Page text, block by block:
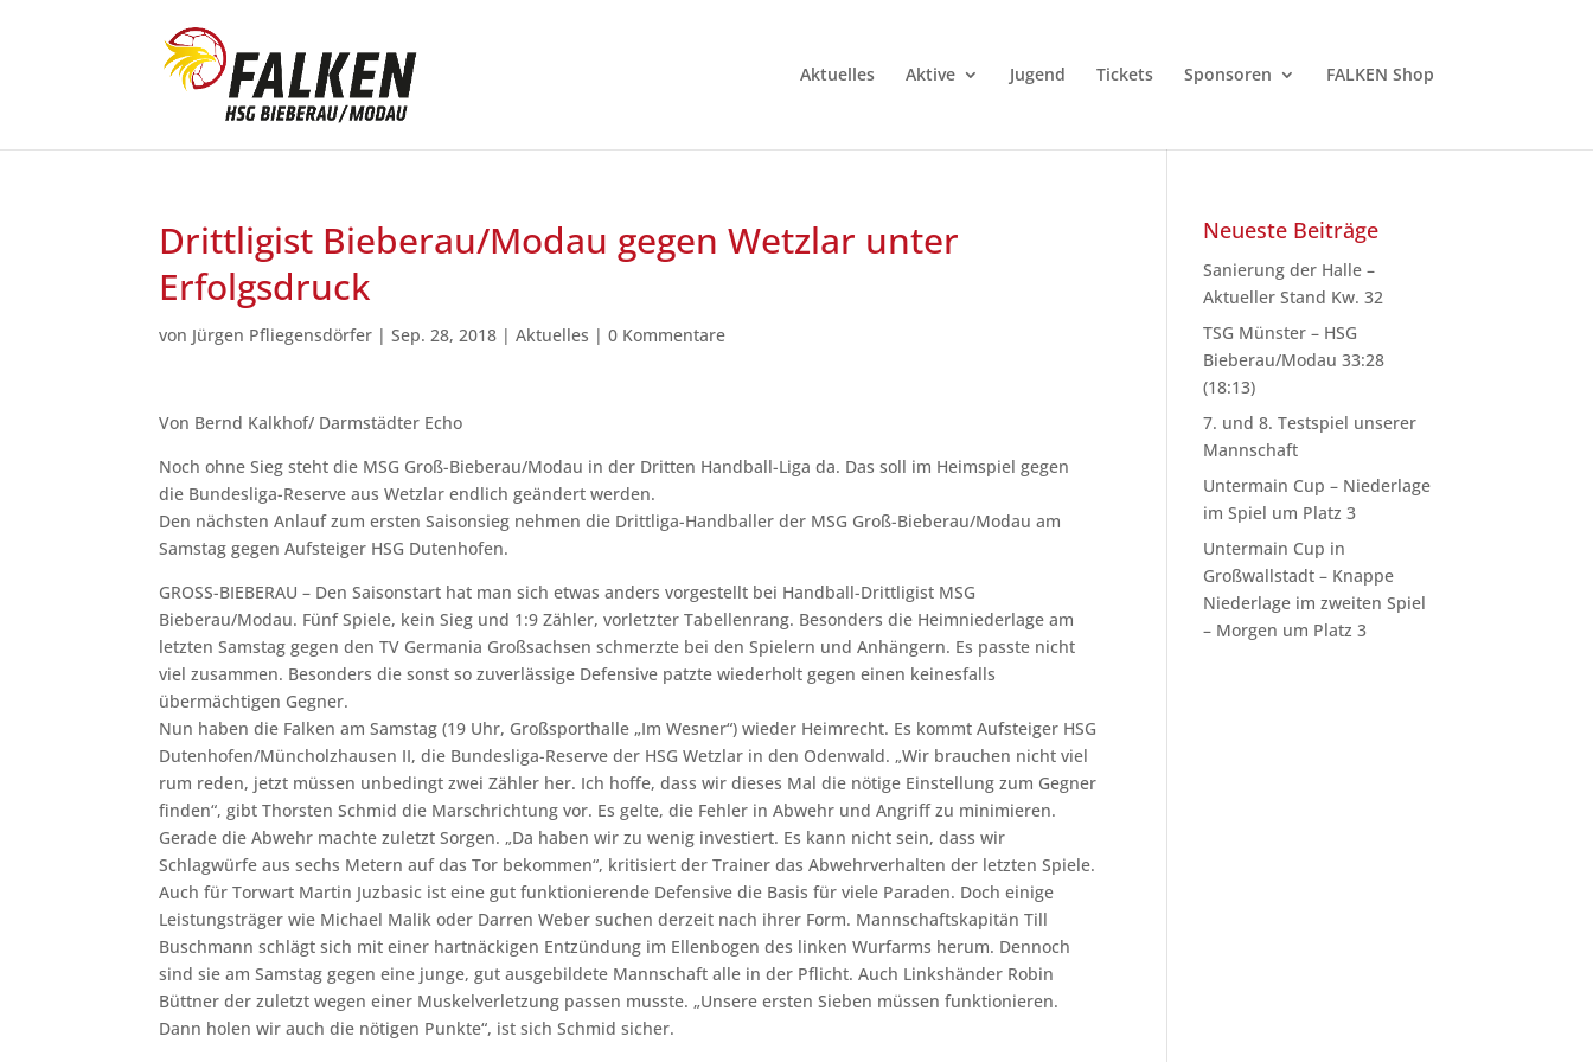
Aktuelles Aktive Jugend Tickets Sponsoren FALKEN Shop
Drittligist Bieberau/Modau gegen Wetzlar unter
Erfolgsdruck
von Jürgen Pfliegensdörfer |Sep. 28, 2018 |Aktuelles |0 Kommentare
Von Bernd Kalkhof/ Darmstädter Echo
Noch ohne Sieg steht die MSG Groß-Bieberau/Modau in der Dritten Handball-Liga da. Das soll im Heimspiel gegen
die Bundesliga-Reserve aus Wetzlar endlich geändert werden.
Den nächsten Anlauf zum ersten Saisonsieg nehmen die Drittliga-Handballer der MSG Groß-Bieberau/Modau am
Samstag gegen Aufsteiger HSG Dutenhofen.
GROSS-BIEBERAU – Den Saisonstart hat man sich etwas anders vorgestellt bei Handball-Drittligist MSG
Bieberau/Modau. Fünf Spiele, kein Sieg und 1:9 Zähler, vorletzter Tabellenrang. Besonders die Heimniederlage am
letzten Samstag gegen den TV Germania Großsachsen schmerzte bei den Spielern und Anhängern. Es passte nicht
viel zusammen. Besonders die sonst so zuverlässige Defensive patzte wiederholt gegen einen keinesfalls
übermächtigen Gegner.
Nun haben die Falken am Samstag (19 Uhr, Großsporthalle „Im Wesner“) wieder Heimrecht. Es kommt Aufsteiger HSG
Dutenhofen/Müncholzhausen II, die Bundesliga-Reserve der HSG Wetzlar in den Odenwald. „Wir brauchen nicht viel
rum reden, jetzt müssen unbedingt zwei Zähler her. Ich hoffe, dass wir dieses Mal die nötige Einstellung zum Gegner
finden“, gibt Thorsten Schmid die Marschrichtung vor. Es gelte, die Fehler in Abwehr und Angriff zu minimieren.
Gerade die Abwehr machte zuletzt Sorgen. „Da haben wir zu wenig investiert. Es kann nicht sein, dass wir
Schlagwürfe aus sechs Metern auf das Tor bekommen“, kritisiert der Trainer das Abwehrverhalten der letzten Spiele.
Auch für Torwart Martin Juzbasic ist eine gut funktionierende Defensive die Basis für viele Paraden. Doch einige
Leistungsträger wie Michael Malik oder Darren Weber suchen derzeit nach ihrer Form. Mannschaftskapitän Till
Buschmann schlägt sich mit einer hartnäckigen Entzündung im Ellenbogen des linken Wurfarms herum. Dennoch
sind sie am Samstag gegen eine junge, gut ausgebildete Mannschaft alle in der Pflicht. Auch Linkshänder Robin
Büttner der zuletzt wegen einer Muskelverletzung passen musste. „Unsere ersten Sieben müssen funktionieren.
Dann holen wir auch die nötigen Punkte“, ist sich Schmid sicher.
Neueste Beiträge
Sanierung der Halle –
Aktueller Stand Kw. 32
TSG Münster – HSG
Bieberau/Modau 33:28
(18:13)
7. und 8. Testspiel unserer
Mannschaft
Untermain Cup – Niederlage
im Spiel um Platz 3
Untermain Cup in
Großwallstadt – Knappe
Niederlage im zweiten Spiel
– Morgen um Platz 3